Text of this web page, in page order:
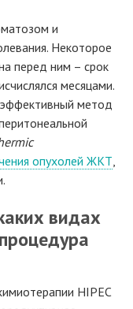
и
Некоторое
перед ним – срок
месяцами.
эффективный метод
опухолей ЖКТ,
видах
HIPEC